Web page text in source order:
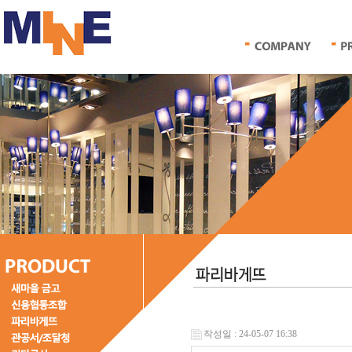
작성일 : 24-05-07 16:38